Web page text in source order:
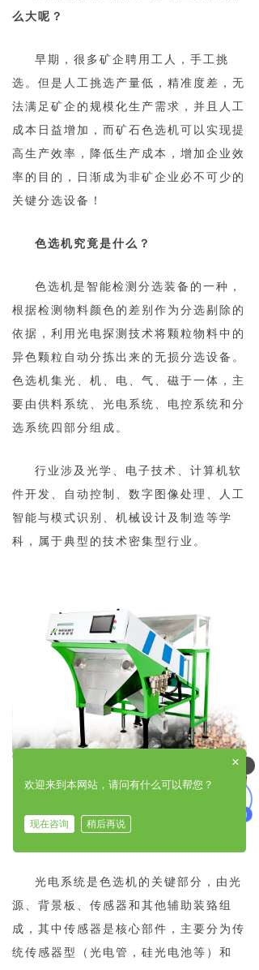
么大呢？
早期，很多矿企聘用工人，手工挑
选。但是人工挑选产量低，精准度差，无
法满足矿企的规模化生产需求，并且人工
成本日益增加，而矿石色选机可以实现提
高生产效率，降低生产成本，增加企业效
率的目的，日渐成为非矿企业必不可少的
关键分选设备！
色选机究竟是什么？
色选机是智能检测分选装备的一种，
根据检测物料颜色的差别作为分选剔除的
依据，利用光电探测技术将颗粒物料中的
异色颗粒自动分拣出来的无损分选设备。
色选机集光、机、电、气、磁于一体，主
要由供料系统、光电系统、电控系统和分
选系统四部分组成。
行业涉及光学、电子技术、计算机软
件开发、自动控制、数字图像处理、人工
智能与模式识别、机械设计及制造等学
科，属于典型的技术密集型行业。
光电系统是色选机的关键部分，由光
源、背景板、传感器和其他辅助装臵组
成，其中传感器是核心部件，主要分为传
统传感器型（光电管，硅光电池等）和
可以介绍下你们的产品么
×
欢迎来到本网站，请问有什么可以帮您？
现在咨询 稍后再说